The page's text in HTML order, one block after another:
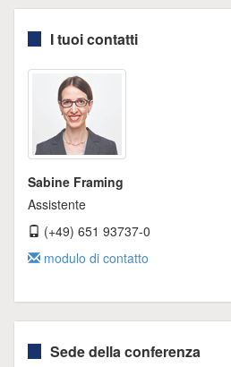
I tuoi contatti
Sabine Framing
Assistente
(+49) 651 93737-0
modulo di contatto
Sede della conferenza